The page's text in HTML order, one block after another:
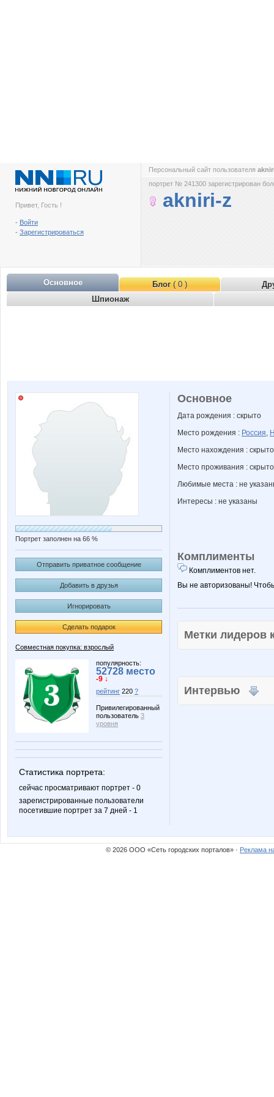
Привет, Гость !
- Войти
- Зарегистрироваться
Персональный сайт пользователя
портрет № 241300 зарегистрирован
akniri-z
Основное Блог( 0 )
Шпионаж
Портрет заполнен на 66 %
Отправить приватное сообщение
Добавить в друзья
Игнорировать
Сделать подарок
Совместная покупка: взрослый
популярность:
52728 место
-9 ↓
рейтинг 220 ?
Привилегированный
пользователь 3
уровня
Статистика портрета:
сейчас просматривают портрет - 0
зарегистрированные пользователи
посетившие портрет за 7 дней - 1
Основное
Дата рождения : скрыто
Место рождения : Россия,
Место нахождения : скрыто
Место проживания : скрыто
Любимые места : не
Интересы : не указаны
Комплименты
Комплиментов нет.
Вы не авторизованы!
Метки
Интервью
© 2026 ООО «Сеть городских порталов» · Реклама